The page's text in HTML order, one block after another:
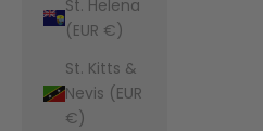
St. Helena
(EUR €)
St. Kitts &
Nevis (EUR
€)